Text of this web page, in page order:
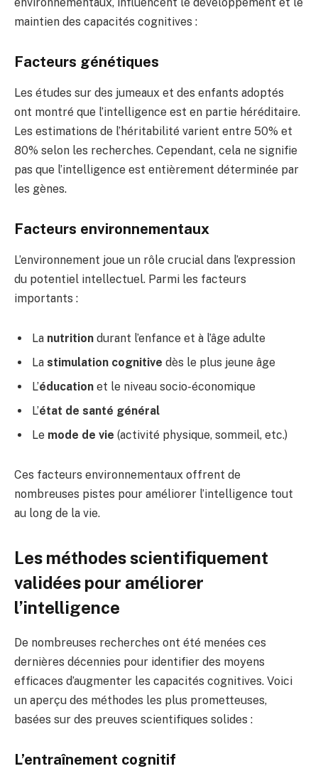
maintien des capacités cognitives :
Facteurs génétiques
Les études sur des jumeaux et des enfants adoptés
ont montré que l’intelligence est en partie héréditaire.
Les estimations de l’héritabilité varient entre 50% et
80% selon les recherches. Cependant, cela ne signifie
pas que l’intelligence est entièrement déterminée par
les gènes.
Facteurs environnementaux
L’environnement joue un rôle crucial dans l’expression
du potentiel intellectuel. Parmi les facteurs
importants :
La nutrition durant l’enfance et à l’âge adulte
La stimulation cognitive dès le plus jeune âge
L’éducation et le niveau socio-économique
L’état de santé général
Le mode de vie (activité physique, sommeil, etc.)
Ces facteurs environnementaux offrent de
nombreuses pistes pour améliorer l’intelligence tout
au long de la vie.
Les méthodes scientifiquement
validées pour améliorer
l’intelligence
De nombreuses recherches ont été menées ces
dernières décennies pour identifier des moyens
efficaces d’augmenter les capacités cognitives. Voici
un aperçu des méthodes les plus prometteuses,
basées sur des preuves scientifiques solides :
L’entraînement cognitif